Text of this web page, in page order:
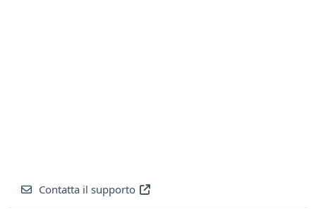
Contatta il supporto